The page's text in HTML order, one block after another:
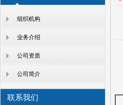
组织机构
业务介绍
公司资质
公司简介
联系我们